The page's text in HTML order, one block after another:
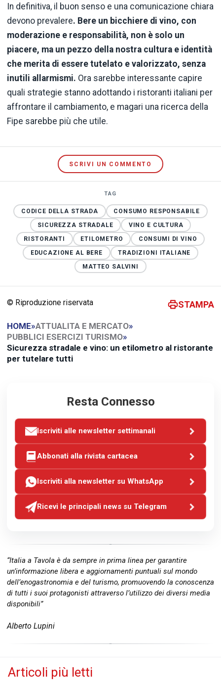
In definitiva, il buon senso e una comunicazione chiara
devono prevalere. Bere un bicchiere di vino, con
moderazione e responsabilità, non è solo un
piacere, ma un pezzo della nostra cultura e identità
che merita di essere tutelato e valorizzato, senza
inutili allarmismi. Ora sarebbe interessante capire
quali strategie stanno adottando i ristoranti italiani per
affrontare il cambiamento, e magari una ricerca della
Fipe sarebbe più che utile.
SCRIVI UN COMMENTO
TAG
CODICE DELLA STRADA
CONSUMO RESPONSABILE
SICUREZZA STRADALE
VINO E CULTURA
RISTORANTI
ETILOMETRO
CONSUMI DI VINO
EDUCAZIONE AL BERE
TRADIZIONI ITALIANE
MATTEO SALVINI
© Riproduzione riservata STAMPA
HOME»ATTUALITA E MERCATO»
PUBBLICI ESERCIZI TURISMO»
Sicurezza stradale e vino: un etilometro al ristorante
per tutelare tutti
Resta Connesso
Iscriviti alle newsletter settimanali
Abbonati alla rivista cartacea
Iscriviti alla newsletter su WhatsApp
Ricevi le principali news su Telegram
“Italia a Tavola è da sempre in prima linea per garantire
un’informazione libera e aggiornamenti puntuali sul mondo
dell’enogastronomia e del turismo, promuovendo la conoscenza
di tutti i suoi protagonisti attraverso l’utilizzo dei diversi media
disponibili”
Alberto Lupini
Articoli più letti